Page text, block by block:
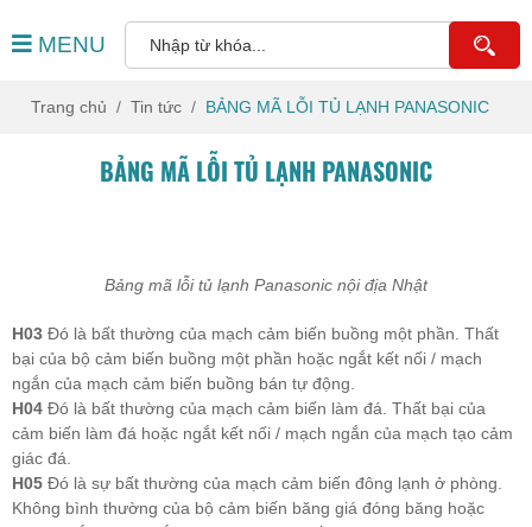
MENU
Trang chủ Tin tức BẢNG MÃ LỖI TỦ LẠNH PANASONIC
BẢNG MÃ LỖI TỦ LẠNH PANASONIC
Bảng mã lỗi tủ lạnh Panasonic nội địa Nhật
H03 Đó là bất thường của mạch cảm biến buồng một phần. Thất
bại của bộ cảm biến buồng một phần hoặc ngắt kết nối / mạch
ngắn của mạch cảm biến buồng bán tự động.
H04 Đó là bất thường của mạch cảm biến làm đá. Thất bại của
cảm biến làm đá hoặc ngắt kết nối / mạch ngắn của mạch tạo cảm
giác đá.
H05 Đó là sự bất thường của mạch cảm biến đông lạnh ở phòng.
Không bình thường của bộ cảm biến băng giá đóng băng hoặc